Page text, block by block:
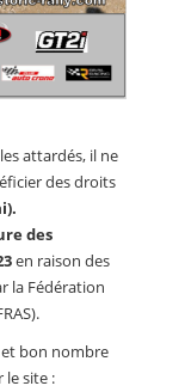
attardés, il ne
des droits
des
en raison des
la Fédération
bon nombre
le site :